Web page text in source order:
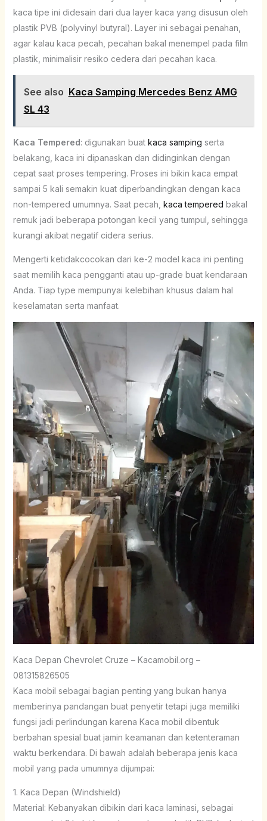
kaca tipe ini didesain dari dua layer kaca yang disusun oleh
plastik PVB (polyvinyl butyral). Layer ini sebagai penahan,
agar kalau kaca pecah, pecahan bakal menempel pada film
plastik, minimalisir resiko cedera dari pecahan kaca.
See also Kaca Samping Mercedes Benz AMG
SL 43
Kaca Tempered: digunakan buat kaca samping serta
belakang, kaca ini dipanaskan dan didinginkan dengan
cepat saat proses tempering. Proses ini bikin kaca empat
sampai 5 kali semakin kuat diperbandingkan dengan kaca
non-tempered umumnya. Saat pecah, kaca tempered bakal
remuk jadi beberapa potongan kecil yang tumpul, sehingga
kurangi akibat negatif cidera serius.
Mengerti ketidakcocokan dari ke-2 model kaca ini penting
saat memilih kaca pengganti atau up-grade buat kendaraan
Anda. Tiap type mempunyai kelebihan khusus dalam hal
keselamatan serta manfaat.
Kaca Depan Chevrolet Cruze – Kacamobil.org –
081315826505
Kaca mobil sebagai bagian penting yang bukan hanya
memberinya pandangan buat penyetir tetapi juga memiliki
fungsi jadi perlindungan karena Kaca mobil dibentuk
berbahan spesial buat jamin keamanan dan ketenteraman
waktu berkendara. Di bawah adalah beberapa jenis kaca
mobil yang pada umumnya dijumpai:
1. Kaca Depan (Windshield)
Material: Kebanyakan dibikin dari kaca laminasi, sebagai